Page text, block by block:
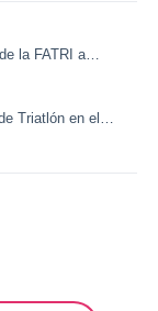
la FATRI a
Triatlón en el